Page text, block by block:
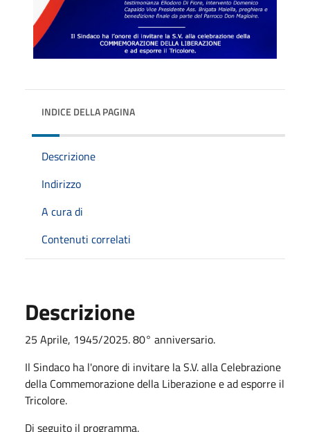
INDICE DELLA PAGINA
Descrizione
Indirizzo
A cura di
Contenuti correlati
Descrizione
25 Aprile, 1945/2025. 80° anniversario.
Il Sindaco ha l'onore di invitare la S.V. alla Celebrazione
della Commemorazione della Liberazione e ad esporre il
Tricolore.
Di seguito il programma.